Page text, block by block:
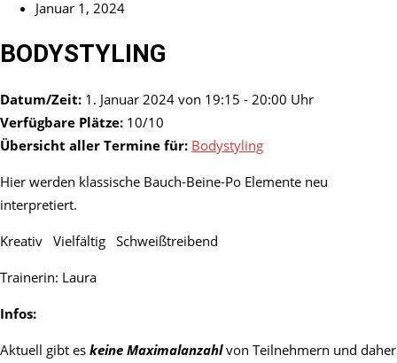
Januar 1, 2024
BODYSTYLING
Datum/Zeit: 1. Januar 2024 von 19:15 - 20:00 Uhr
Verfügbare Plätze: 10/10
Übersicht aller Termine für: Bodystyling
Hier werden klassische Bauch-Beine-Po Elemente neu
interpretiert.
Kreativ Vielfältig Schweißtreibend
Trainerin: Laura
Infos:
Aktuell gibt es keine Maximalanzahlvon Teilnehmern und daher